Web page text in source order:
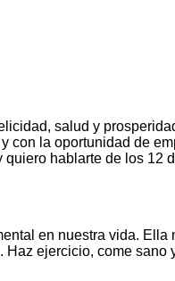
salud y
con la oportunidad de
hablarte de los 12
en nuestra vida.
ejercicio, come sano